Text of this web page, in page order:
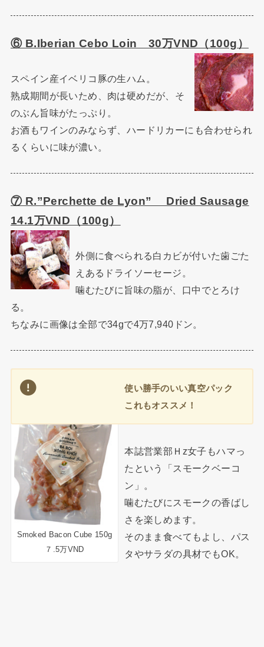
⑥ B.Iberian Cebo Loin 30万VND（100g）
スペイン産イベリコ豚の生ハム。
熟成期間が長いため、肉は硬めだが、そ
のぶん旨味がたっぷり。
お酒もワインのみならず、ハードリカーにも合わせられ
るくらいに味が濃い。
⑦ R.”Perchette de Lyon” Dried Sausage
14.1万VND（100g）
外側に食べられる白カビが付いた歯ごた
えあるドライソーセージ。
噛むたびに旨味の脂が、口中でとろけ
る。
ちなみに画像は全部で34gで4万7,940ドン。
Smoked Bacon Cube 150g
７.5万VND
使い勝手のいい真空パック
これもオススメ！
本誌営業部Ｈz女子もハマっ
たという「スモークベーコ
ン」。
噛むたびにスモークの香ばし
さを楽しめます。
そのまま食べてもよし、パス
タやサラダの具材でもOK。